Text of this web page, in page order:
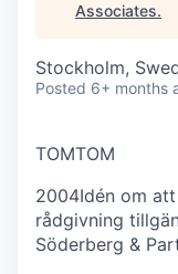
Associates.
Stockholm,
Posted 6+ months
TOMTOM
2004Idén om
rådgivning
Söderberg &